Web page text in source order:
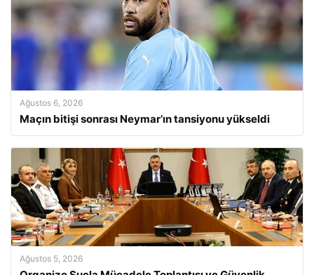
Ağustos 6, 2026
Maçın bitişi sonrası Neymar’ın tansiyonu yükseldi
Ağustos 5, 2026